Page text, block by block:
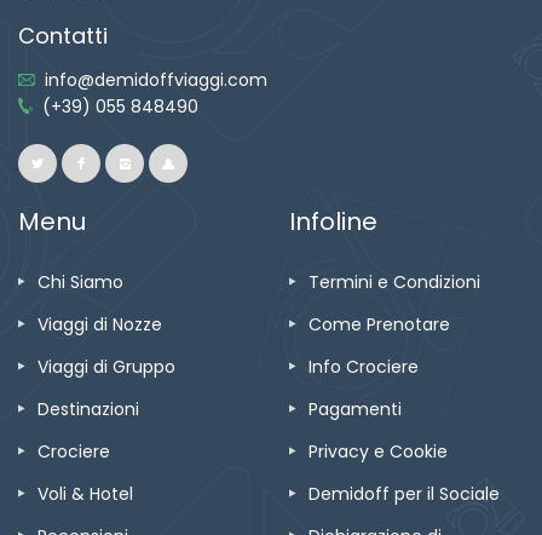
Contatti
info@demidoffviaggi.com
(+39) 055 848490
Menu
Chi Siamo
Viaggi di Nozze
Viaggi di Gruppo
Destinazioni
Crociere
Voli & Hotel
Infoline
Termini e Condizioni
Come Prenotare
Info Crociere
Pagamenti
Privacy e Cookie
Demidoff per il Sociale